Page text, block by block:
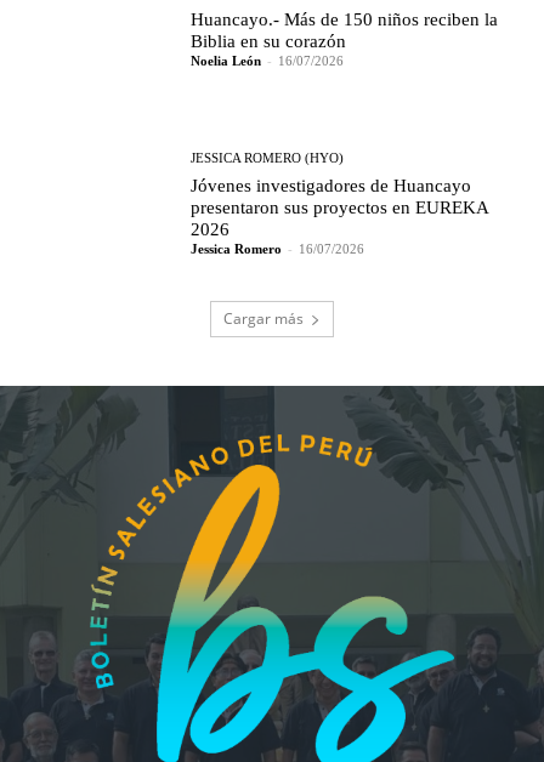
Huancayo.- Más de 150 niños reciben la
Biblia en su corazón
Noelia León - 16/07/2026
JESSICA ROMERO (HYO)
Jóvenes investigadores de Huancayo
presentaron sus proyectos en EUREKA
2026
Jessica Romero - 16/07/2026
Cargar más